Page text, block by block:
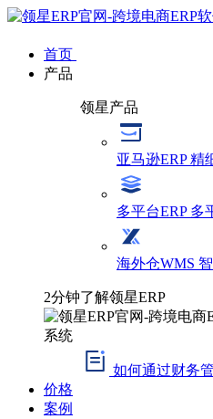
首页
产品
领星产品
亚马逊ERP精
多平台ERP 多
海外仓WMS
2分钟了解领星ERP
如何通过财务
价格
案例